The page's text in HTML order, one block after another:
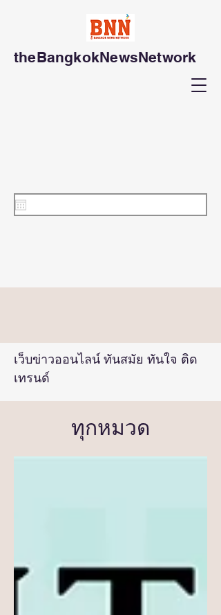
theBangkokNewsNetwork
เว็บข่าวออนไลน์ ทันสมัย ทันใจ ติด
เทรนด์
ทุกหมวด